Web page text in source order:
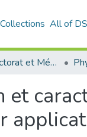
All of
Thèses de Doctorat et Mémoires de Magister
et